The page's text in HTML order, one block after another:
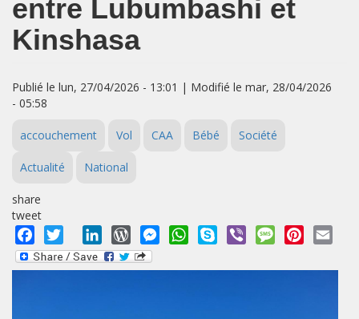
entre Lubumbashi et
Kinshasa
Publié le lun, 27/04/2026 - 13:01 | Modifié le mar, 28/04/2026
- 05:58
accouchement Vol CAA Bébé Société
Actualité National
share
tweet
Facebook
Twitter LinkedInWordPressMessengerWhatsApp
Skype Viber MessagePinterest